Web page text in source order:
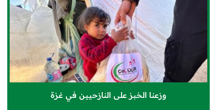
وزعنا الخبز على النازحيين في غزة